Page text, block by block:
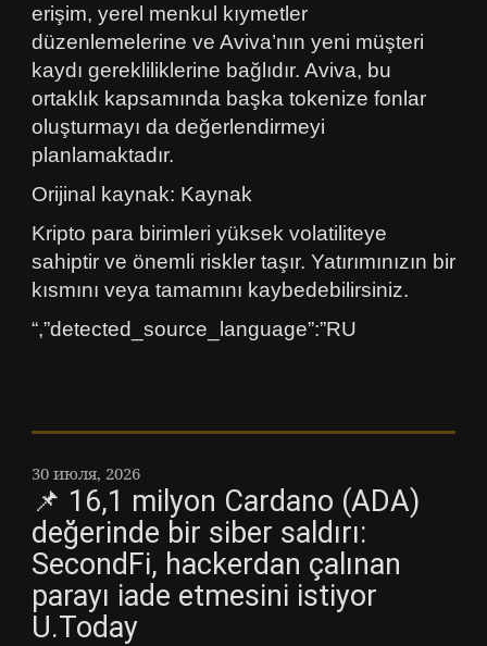
erişim, yerel menkul kıymetler
düzenlemelerine ve Aviva’nın yeni müşteri
kaydı gerekliliklerine bağlıdır. Aviva, bu
ortaklık kapsamında başka tokenize fonlar
oluşturmayı da değerlendirmeyi
planlamaktadır.
Orijinal kaynak: Kaynak
Kripto para birimleri yüksek volatiliteye
sahiptir ve önemli riskler taşır. Yatırımınızın bir
kısmını veya tamamını kaybedebilirsiniz.
“,”detected_source_language”:”RU
30 июля, 2026
📌 16,1 milyon Cardano (ADA)
değerinde bir siber saldırı:
SecondFi, hackerdan çalınan
parayı iade etmesini istiyor
U.Today